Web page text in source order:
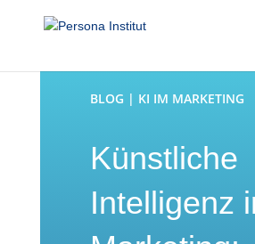
BLOG | KI IM MARKETING
Künstliche
Intelligenz